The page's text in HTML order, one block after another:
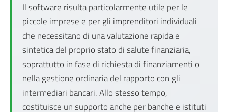
Il software risulta particolarmente utile per le
piccole imprese e per gli imprenditori individuali
che necessitano di una valutazione rapida e
sintetica del proprio stato di salute finanziaria,
soprattutto in fase di richiesta di finanziamenti o
nella gestione ordinaria del rapporto con gli
intermediari bancari. Allo stesso tempo,
costituisce un supporto anche per banche e istituti